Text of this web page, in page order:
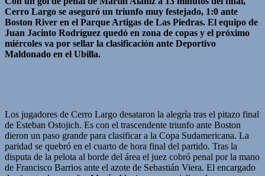
Cerro Largo se aseguró un triunfo muy festejado, 1:0 ante
Boston River en el Parque Artigas de Las Piedras. El equipo de
Juan Jacinto Rodríguez quedó en zona de copas y el próximo
miércoles va por sellar la clasificación ante Deportivo
Maldonado en el Ubilla.
Los jugadores de Cerro Largo desataron la alegría tras el pitazo final
de Esteban Ostojich. Es con el trascendente triunfo ante Boston
dieron un paso grande para clasificar a la Copa Sudamericana. La
paridad se quebró en el cuarto de hora final del partido. Tras la
disputa de la pelota al borde del área el juez cobró penal por la mano
de Francisco Barrios ante el azote de Sebastián Viera. El encargado